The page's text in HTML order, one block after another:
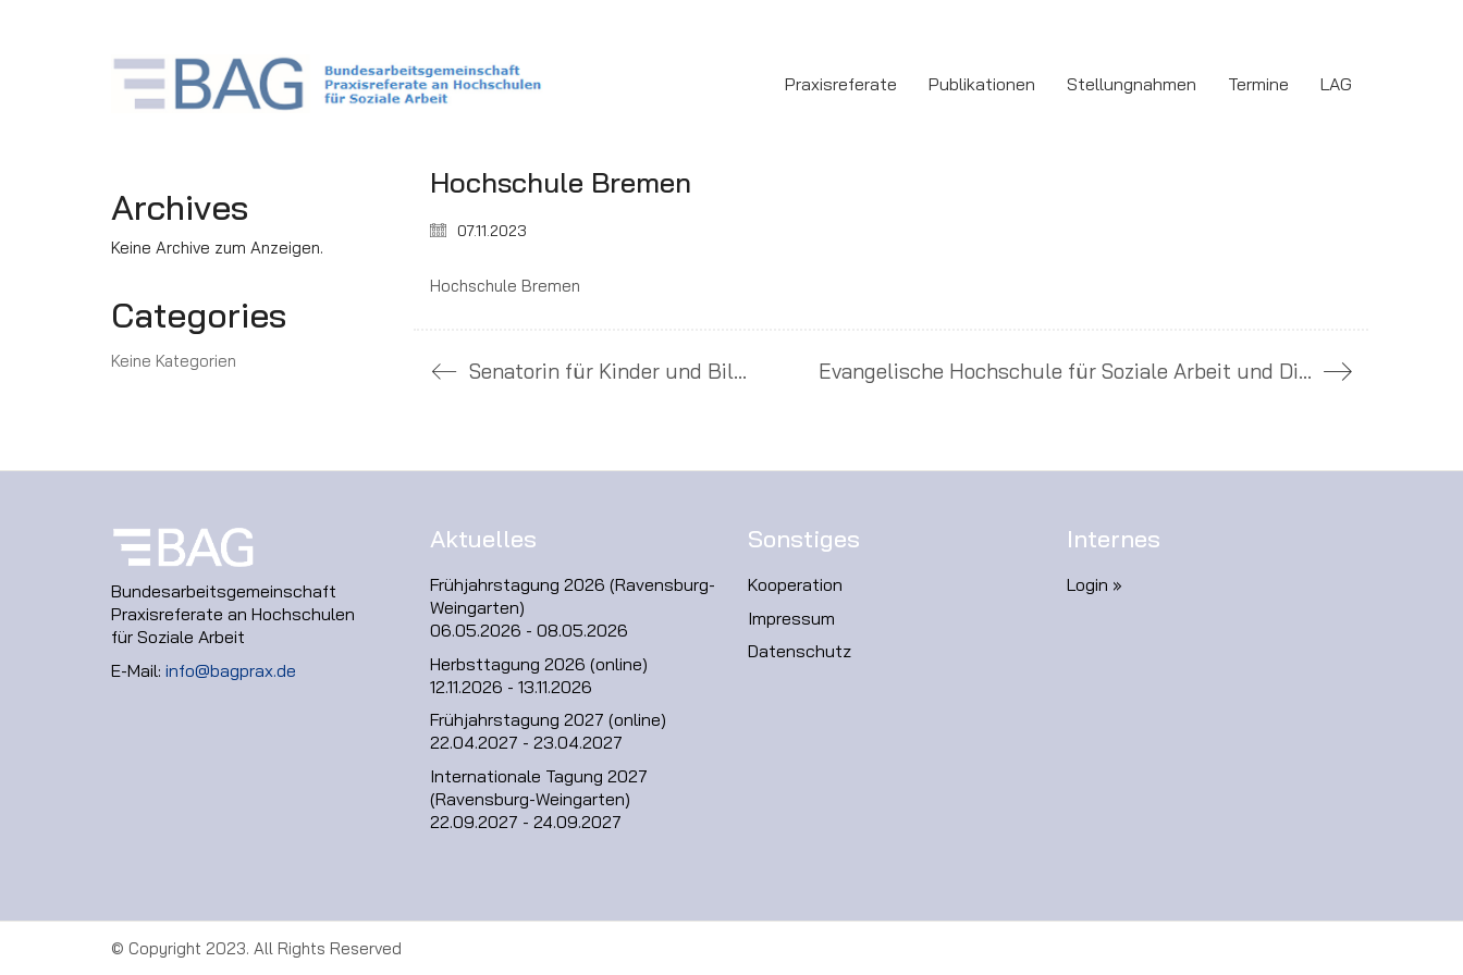
Praxisreferate Publikationen Stellungnahmen Termine LAG
Hochschule Bremen
07.11.2023
Hochschule Bremen
Senatorin für Kinder und Bildung Evangelische Hochschule für Soziale Arbeit und Diakonie
Archives
Keine Archive zum Anzeigen.
Categories
Keine Kategorien
Bundesarbeitsgemeinschaft
Praxisreferate an Hochschulen
für Soziale Arbeit
E-Mail: info@bagprax.de
Aktuelles
Frühjahrstagung 2026 (Ravensburg-
Weingarten)
06.05.2026 - 08.05.2026
Herbsttagung 2026 (online)
12.11.2026 - 13.11.2026
Frühjahrstagung 2027 (online)
22.04.2027 - 23.04.2027
Internationale Tagung 2027
(Ravensburg-Weingarten)
22.09.2027 - 24.09.2027
Sonstiges
Kooperation
Impressum
Datenschutz
Internes
Login »
© Copyright 2023. All Rights Reserved